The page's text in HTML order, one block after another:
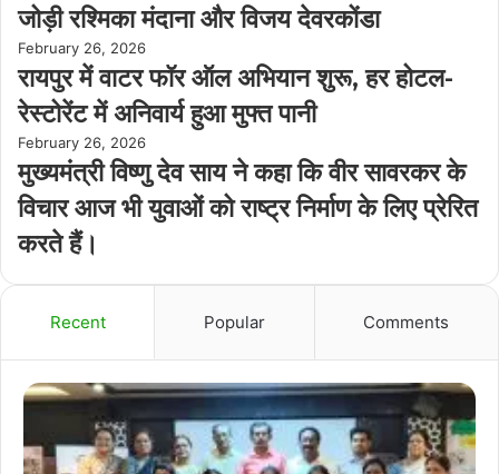
जोड़ी रश्मिका मंदाना और विजय देवरकोंडा
February 26, 2026
रायपुर में वाटर फॉर ऑल अभियान शुरू, हर होटल-
रेस्टोरेंट में अनिवार्य हुआ मुफ्त पानी
February 26, 2026
मुख्यमंत्री विष्णु देव साय ने कहा कि वीर सावरकर के
विचार आज भी युवाओं को राष्ट्र निर्माण के लिए प्रेरित
करते हैं।
Recent Popular Comments